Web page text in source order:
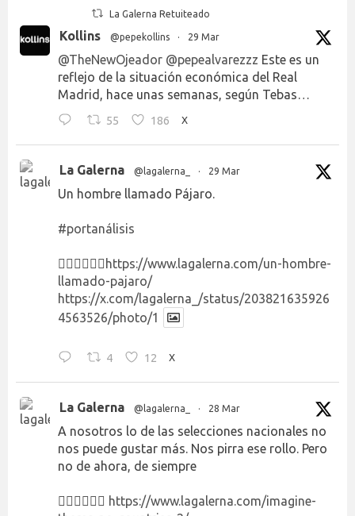
La Galerna Retuiteado
Kollins @pepekollins · 29 Mar
@TheNewOjeador @pepealvarezzz Este es un
reflejo de la situación económica del Real
Madrid, hace unas semanas, según Tebas…
55 186 X
La Galerna @lagalerna_ · 29 Mar
Un hombre llamado Pájaro.
#portanálisis
👉🏻👉🏻👉🏻 https://www.lagalerna.com/un-hombre-
llamado-pajaro/
https://x.com/lagalerna_/status/203821635926
4563526/photo/1
4 12 X
La Galerna @lagalerna_ · 28 Mar
A nosotros lo de las selecciones nacionales no
nos puede gustar más. Nos pirra ese rollo. Pero
no de ahora, de siempre
👉🏻👉🏻👉🏻 https://www.lagalerna.com/imagine-